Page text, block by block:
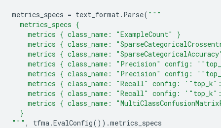
metrics_specs = text_format. Parse( """
  metrics_specs {
    metrics { class_name: "ExampleCount" }
metrics { class_name:
metrics { class_name:
metrics { class_name: "Precision" config:
metrics { class_name: "Precision" config:
metrics { class_name: "Recall" config:
metrics { class_name: "Recall" config:
metrics { class_name:
  }
""" , tfma.EvalConfig()) .metrics_specs